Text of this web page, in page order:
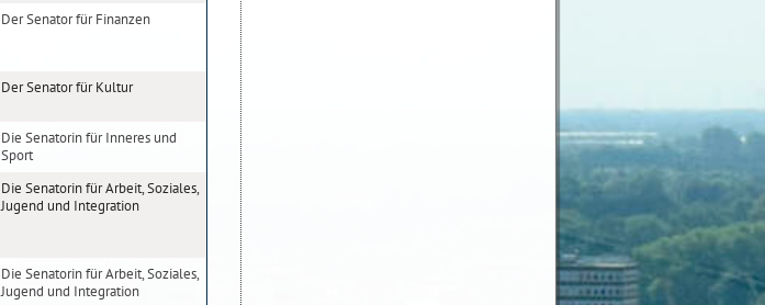
Der Senator für Finanzen
Der Senator für Kultur
Die Senatorin für Inneres und
Sport
Die Senatorin für Arbeit, Soziales,
Jugend und Integration
Die Senatorin für Arbeit, Soziales,
Jugend und Integration